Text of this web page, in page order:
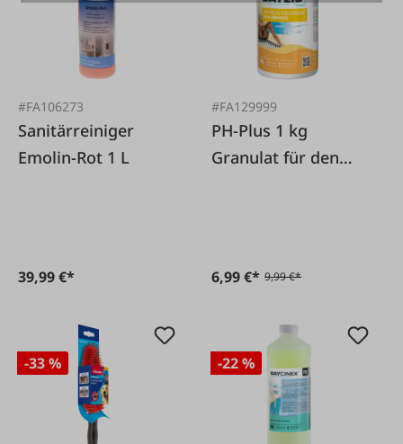
#FA106273
Sanitärreiniger
Emolin-Rot 1 L
39,99 €*
#FA129999
PH-Plus 1 kg
Granulat für den
6,99 €* 9,99 €*
-33 % -22 %